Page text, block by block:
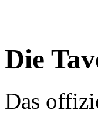
Die
Das